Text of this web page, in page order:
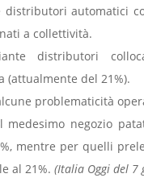
automatici
a collettività.
distributori
(attualmente del 21%).
problematicità
medesimo negozio
mentre per quelli
al 21%. (Italia Oggi del 7